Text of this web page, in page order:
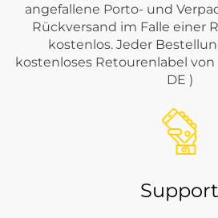
angefallene Porto- und
Rückversand im Falle einer
kostenlos. Jeder
kostenloses Retourenlabel von
DE )
Support